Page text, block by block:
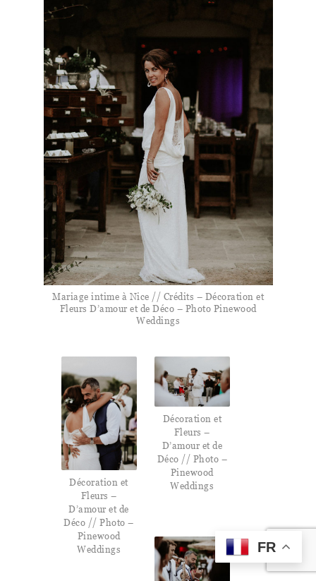
Mariage intime à Nice // Crédits – Décoration et
Fleurs D’amour et de Déco – Photo Pinewood
Weddings
Décoration et
Fleurs –
D’amour et de
Déco // Photo –
Pinewood
Weddings
Décoration et
Fleurs –
D’amour et de
Déco // Photo –
Pinewood
Weddings
FR